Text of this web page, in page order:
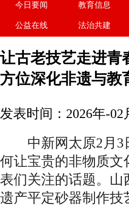
今日要闻 教育信息
公益在线 法治共建
让古老技艺走进青
方位深化非遗与教
发表时间：2026年-02
中新网太原2月3
何让宝贵的非物质文
表们关注的话题。
遗产平定砂器制作